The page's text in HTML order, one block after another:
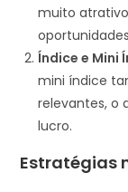
muito
Índice e Mini
mini índice
relevantes, o
lucro.
Estratégias